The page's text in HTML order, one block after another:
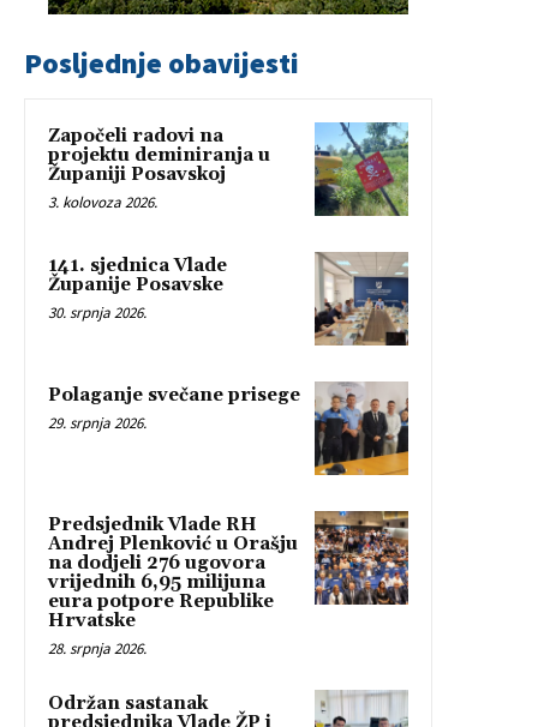
Posljednje obavijesti
Započeli radovi na
projektu deminiranja u
Županiji Posavskoj
3. kolovoza 2026.
141. sjednica Vlade
Županije Posavske
30. srpnja 2026.
Polaganje svečane prisege
29. srpnja 2026.
Predsjednik Vlade RH
Andrej Plenković u Orašju
na dodjeli 276 ugovora
vrijednih 6,95 milijuna
eura potpore Republike
Hrvatske
28. srpnja 2026.
Održan sastanak